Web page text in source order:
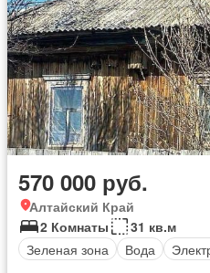
570 000 руб.
Алтайский Край
2 Комнаты
31 кв.м
Зеленая зона
Вода